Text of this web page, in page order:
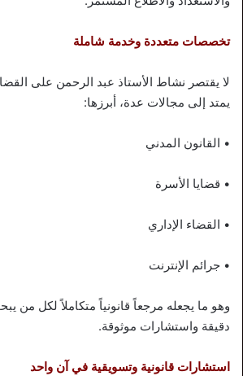
تخصصات متعددة وخدمة شاملة
لا يقتصر نشاط الأستاذ عبد الرحمن على
يمتد إلى مجالات عدة، أبرزها:
• القانون المدني
• قضايا الأسرة
• القضاء الإداري
• جرائم الإنترنت
وهو ما يجعله مرجعاً قانونياً متكاملاً لكل من
دقيقة واستشارات موثوقة.
استشارات قانونية وتسويقية في آن واحد